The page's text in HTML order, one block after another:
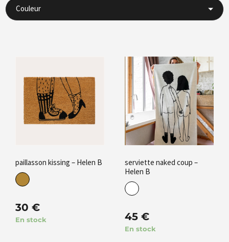
Couleur
paillasson kissing – Helen B
30 €
En stock
serviette naked coup –
Helen B
45 €
En stock